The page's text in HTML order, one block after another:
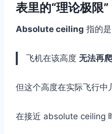
表里的“理论极限”
Absolute ceiling 指的是
飞机在该高度 无法再
但这个高度在实际飞行中
在接近 absolute ceiling